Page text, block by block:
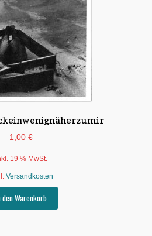
1,00 €
19 % MwSt.
Versandkosten
den Warenkorb